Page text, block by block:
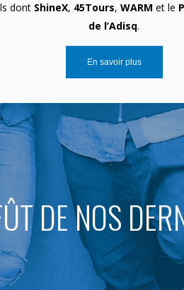
dont ShineX, 45Tours, WARM et le
de l’Adisq.
En savoir plus
DE NOS